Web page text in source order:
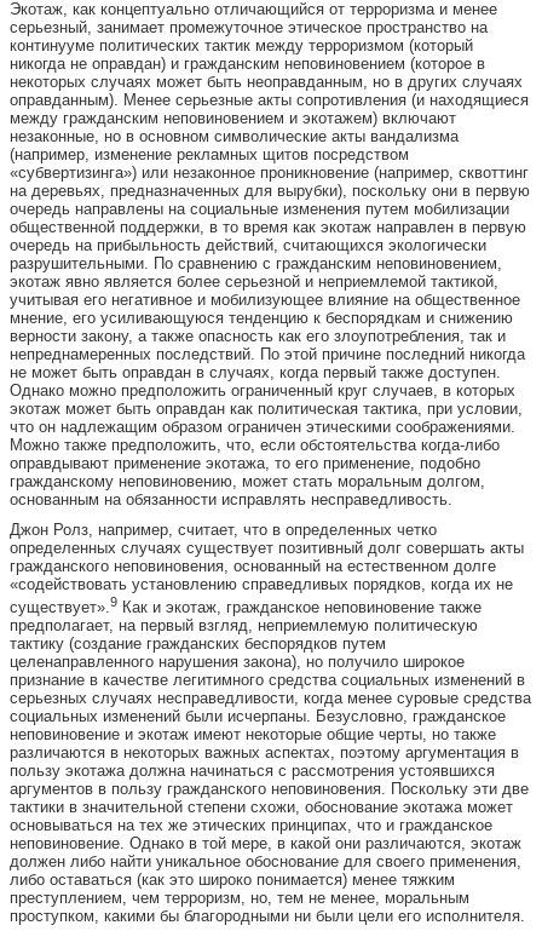
Экотаж, как концептуально отличающийся от терроризма и менее
серьезный, занимает промежуточное этическое пространство на
континууме политических тактик между терроризмом (который
никогда не оправдан) и гражданским неповиновением (которое в
некоторых случаях может быть неоправданным, но в других случаях
оправданным). Менее серьезные акты сопротивления (и находящиеся
между гражданским неповиновением и экотажем) включают
незаконные, но в основном символические акты вандализма
(например, изменение рекламных щитов посредством
«субвертизинга») или незаконное проникновение (например, сквоттинг
на деревьях, предназначенных для вырубки), поскольку они в первую
очередь направлены на социальные изменения путем мобилизации
общественной поддержки, в то время как экотаж направлен в первую
очередь на прибыльность действий, считающихся экологически
разрушительными. По сравнению с гражданским неповиновением,
экотаж явно является более серьезной и неприемлемой тактикой,
учитывая его негативное и мобилизующее влияние на общественное
мнение, его усиливающуюся тенденцию к беспорядкам и снижению
верности закону, а также опасность как его злоупотребления, так и
непреднамеренных последствий. По этой причине последний никогда
не может быть оправдан в случаях, когда первый также доступен.
Однако можно предположить ограниченный круг случаев, в которых
экотаж может быть оправдан как политическая тактика, при условии,
что он надлежащим образом ограничен этическими соображениями.
Можно также предположить, что, если обстоятельства когда-либо
оправдывают применение экотажа, то его применение, подобно
гражданскому неповиновению, может стать моральным долгом,
основанным на обязанности исправлять несправедливость.
Джон Ролз, например, считает, что в определенных четко
определенных случаях существует позитивный долг совершать акты
гражданского неповиновения, основанный на естественном долге
«содействовать установлению справедливых порядков, когда их не
существует».9 Как и экотаж, гражданское неповиновение также
предполагает, на первый взгляд, неприемлемую политическую
тактику (создание гражданских беспорядков путем
целенаправленного нарушения закона), но получило широкое
признание в качестве легитимного средства социальных изменений в
серьезных случаях несправедливости, когда менее суровые средства
социальных изменений были исчерпаны. Безусловно, гражданское
неповиновение и экотаж имеют некоторые общие черты, но также
различаются в некоторых важных аспектах, поэтому аргументация в
пользу экотажа должна начинаться с рассмотрения устоявшихся
аргументов в пользу гражданского неповиновения. Поскольку эти две
тактики в значительной степени схожи, обоснование экотажа может
основываться на тех же этических принципах, что и гражданское
неповиновение. Однако в той мере, в какой они различаются, экотаж
должен либо найти уникальное обоснование для своего применения,
либо оставаться (как это широко понимается) менее тяжким
преступлением, чем терроризм, но, тем не менее, моральным
проступком, какими бы благородными ни были цели его исполнителя.